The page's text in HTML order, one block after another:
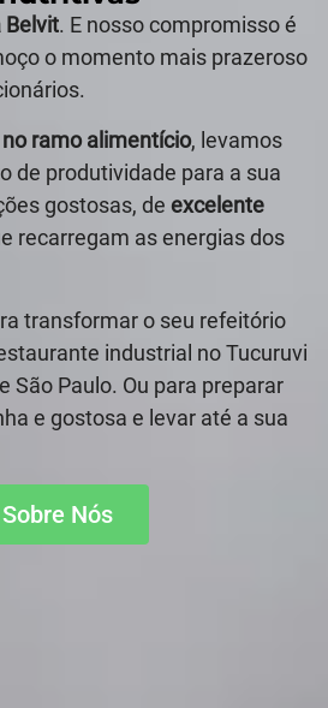
Belvit. E nosso compromisso é
o momento mais prazeroso
ramo alimentício, levamos
de produtividade para a sua
gostosas, de excelente
recarregam as energias dos
transformar o seu refeitório
industrial no Tucuruvi
São Paulo. Ou para preparar
e gostosa e levar até a sua
Nós